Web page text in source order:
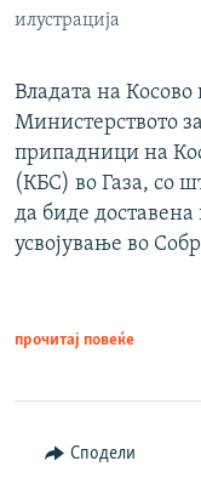
илустрација
Владата на Косово
Министерството
припадници на
(КБС) во Газа, со
да биде
усвојување во
прочитај повеќе
Сподели